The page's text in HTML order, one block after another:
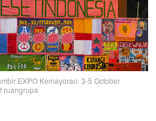
EXPO Kemayoran. 3-5 October
ruangrupa